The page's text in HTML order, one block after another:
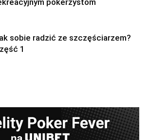
sobie radzić ze szczęściarzem?
1